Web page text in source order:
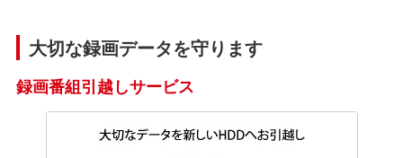
大切な録画データを守ります
録画番組引越しサービス